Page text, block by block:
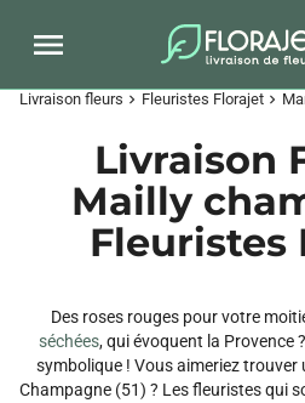
Livraison fleurs chevron_right Fleuristes Florajet chevron_right
Livraison
Mailly
Fleuristes
Des roses rouges pour votre
séchées, qui évoquent la Provence
symbolique ! Vous aimeriez trouver
Champagne (51) ? Les fleuristes qui